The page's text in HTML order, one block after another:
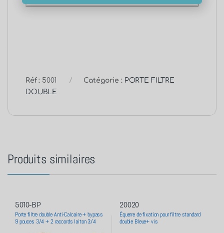
Réf : 5001 Catégorie : PORTE FILTRE
DOUBLE
Produits similaires
5010-BP
Porte filtre double Anti-Calcaire + bypass
9 pouces 3/4 + 2 raccords laiton 3/4
20020
Équerre de fixation pour filtre standard
double Bleue+ vis